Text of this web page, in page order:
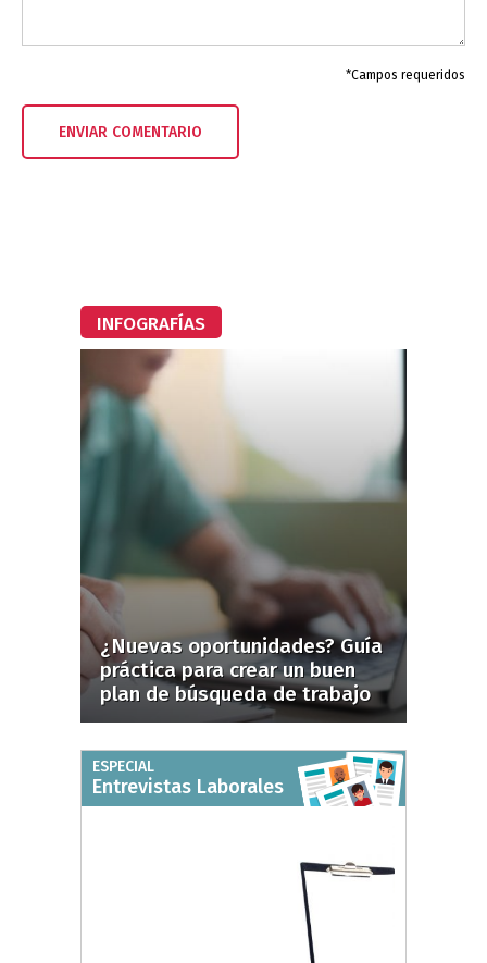
*Campos requeridos
INFOGRAFÍAS
¿Nuevas oportunidades? Guía
práctica para crear un buen
plan de búsqueda de trabajo
ESPECIAL
Entrevistas Laborales